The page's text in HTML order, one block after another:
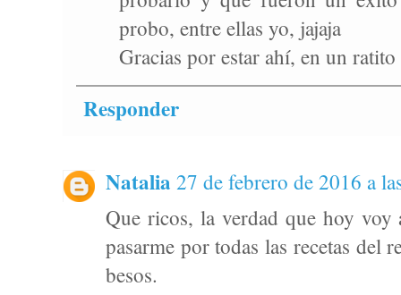
probo, entre ellas yo, jajaja
Gracias por estar ahí, en un
Responder
Natalia 27 de febrero de 2016 a
Que ricos, la verdad que hoy voy
pasarme por todas las recetas del
besos.